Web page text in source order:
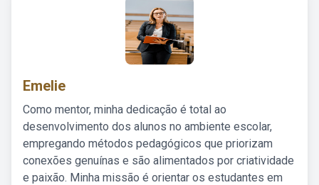
Emelie
Como mentor, minha dedicação é total ao
desenvolvimento dos alunos no ambiente escolar,
empregando métodos pedagógicos que priorizam
conexões genuínas e são alimentados por criatividade
e paixão. Minha missão é orientar os estudantes em